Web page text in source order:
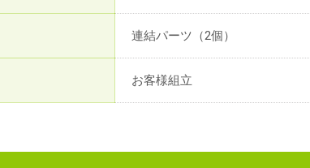
連結パーツ（2個）
お客様組立